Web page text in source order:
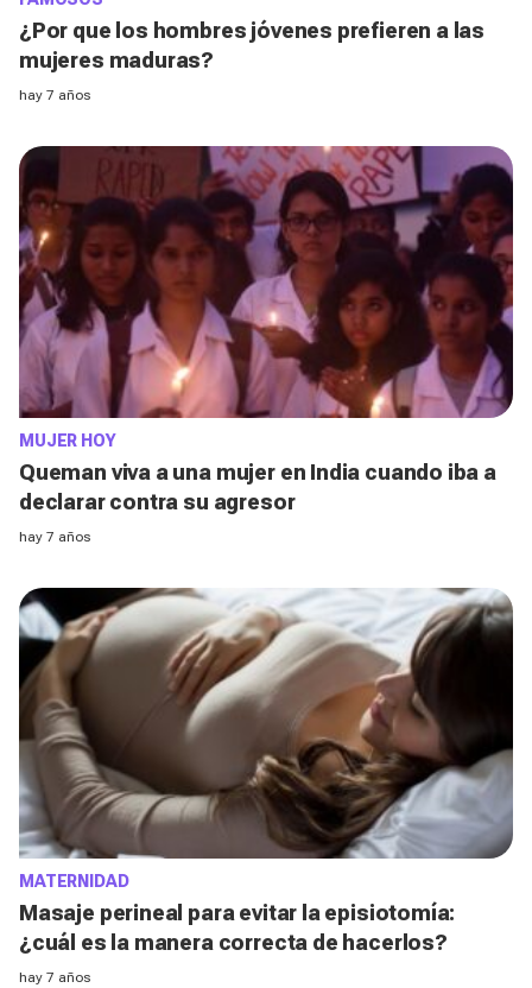
¿Por que los hombres jóvenes prefieren a las
mujeres maduras?
hay 7 años
MUJER HOY
Queman viva a una mujer en India cuando iba a
declarar contra su agresor
hay 7 años
MATERNIDAD
Masaje perineal para evitar la episiotomía:
¿cuál es la manera correcta de hacerlos?
hay 7 años